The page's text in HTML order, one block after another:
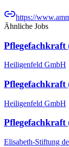
https://
Ähnliche Jobs
Pflegefachkraft
Heiligenfeld GmbH
Pflegefachkraft
Heiligenfeld GmbH
Pflege­fachkraft
Elisabeth-Stiftung